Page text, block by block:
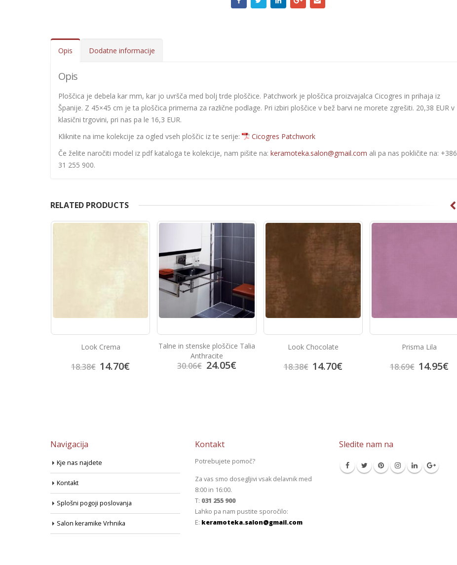
Opis Dodatne informacije
Opis
Ploščica je debela kar mm, kar jo uvršča med bolj trde ploščice. Patchwork je ploščica proizvajalca Cicogres in prihaja iz
Španije. Z 45×45 cm je ta ploščica primerna za različne podlage. Pri izbiri ploščice v bež barvi ne morete zgrešiti. 20,38 EUR v
klasični trgovini, pri nas pa le 16,3 EUR.
Kliknite na ime kolekcije za ogled vseh ploščic iz te serije:
Cicogres Patchwork
Če želite naročiti model iz pdf kataloga te kolekcije, nam pišite na: keramoteka.salon@gmail.com ali pa nas pokličite na: +386
31 255 900.
RELATED PRODUCTS
Look Crema
18.38€ 14.70€
Talne in stenske ploščice Talia
Anthracite
30.06€ 24.05€
Look Chocolate
18.38€ 14.70€
Prisma Lila
18.69€ 14.95€
Navigacija
Kje nas najdete
Kontakt
Splošni pogoji poslovanja
Salon keramike Vrhnika
Kontakt
Potrebujete pomoč?
Za vas smo dosegljivi vsak delavnik med
8:00 in 16:00.
T: 031 255 900
Lahko pa nam pustite sporočilo:
E: keramoteka.salon@gmail.com
Sledite nam na